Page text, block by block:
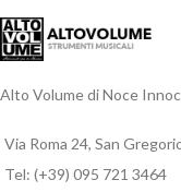
Alto Volume di Noce
Via Roma 24, San
Tel: (+39) 095 721 3464